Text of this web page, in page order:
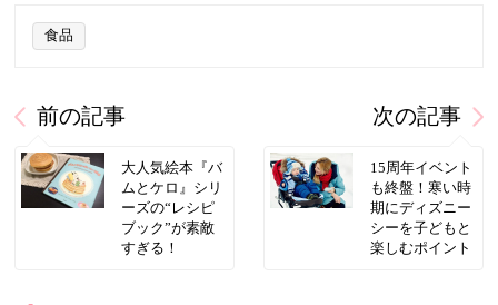
食品
前の記事
大人気絵本『バ
ムとケロ』シリ
ーズの“レシピ
ブック”が素敵
すぎる！
次の記事
15周年イベント
も終盤！寒い時
期にディズニー
シーを子どもと
楽しむポイント